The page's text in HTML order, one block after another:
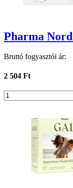
Pharma
Bruttó fogyasztói ár:
2 504 Ft